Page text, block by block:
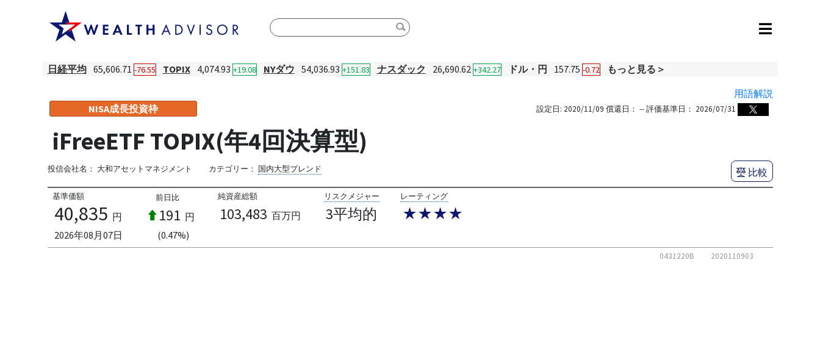
日経平均 65,606.71 -76.55 TOPIX 4,074.93 +19.08 NYダウ 54,036.93 +151.83 ナスダック 26,690.62 +342.27 ドル・円 157.75 -0.72
もっと見る＞
用語解説
NISA成長投資枠
設定日: 2020/11/09 償還日： -- 評価基準日： 2026/07/31
iFreeETF TOPIX(年4回決算型)
投信会社名： 大和アセットマネジメント カテゴリー： 国内大型ブレンド 比較
基準価額
40,835 円
2026年08月07日
前日比
191 円
(0.47%)
純資産総額
103,483 百万円
リスクメジャー
3平均的
レーティング
★★★★
0431220B 2020110903